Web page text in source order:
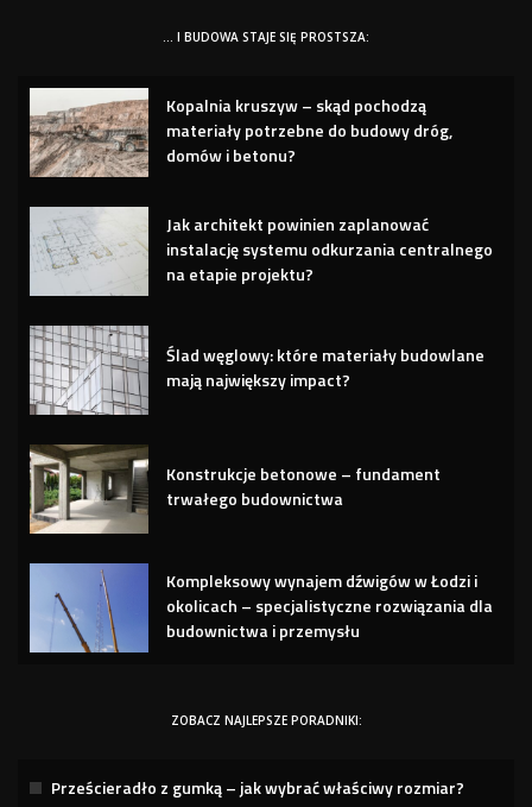
… I BUDOWA STAJE SIĘ PROSTSZA:
Kopalnia kruszyw – skąd pochodzą
materiały potrzebne do budowy dróg,
domów i betonu?
Jak architekt powinien zaplanować
instalację systemu odkurzania centralnego
na etapie projektu?
Ślad węglowy: które materiały budowlane
mają największy impact?
Konstrukcje betonowe – fundament
trwałego budownictwa
Kompleksowy wynajem dźwigów w Łodzi i
okolicach – specjalistyczne rozwiązania dla
budownictwa i przemysłu
ZOBACZ NAJLEPSZE PORADNIKI:
Prześcieradło z gumką – jak wybrać właściwy rozmiar?